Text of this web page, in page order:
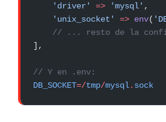
    'driver'
=> 'mysql' ,
    'unix_socket'
=> env(
// ... resto de la
],
// Y en .env:
DB_SOCKET=/tmp/mysql. sock